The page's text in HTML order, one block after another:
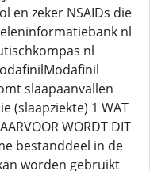
en zeker NSAIDs die
nl
nl
slaapaanvallen
(slaapziekte) 1 WAT
WORDT DIT
bestanddeel in de
worden gebruikt